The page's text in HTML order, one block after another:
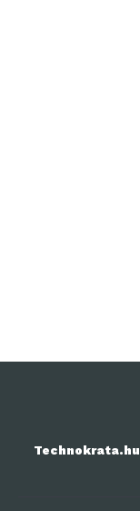
Technokrata.hu